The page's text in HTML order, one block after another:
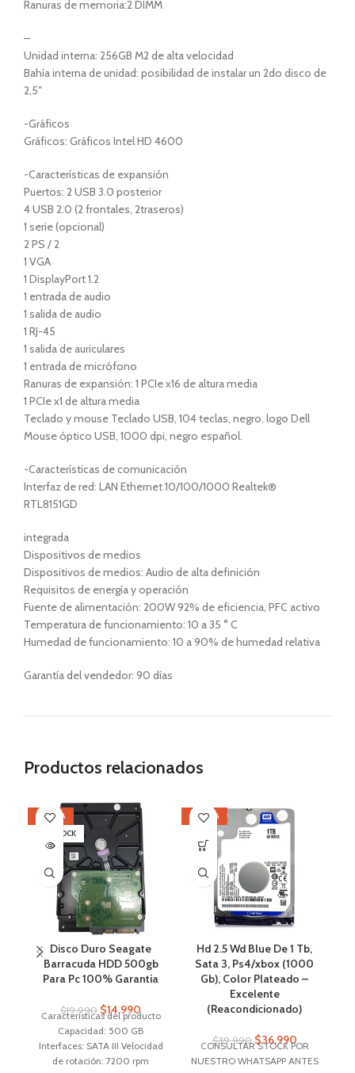
Ranuras de memoria:2 DIMM
–
Unidad interna: 256GB M2 de alta velocidad
Bahía interna de unidad: posibilidad de instalar un 2do disco de
2,5″
-Gráficos
Gráficos: Gráficos Intel HD 4600
-Características de expansión
Puertos: 2 USB 3.0 posterior
4 USB 2.0 (2 frontales, 2traseros)
1 serie (opcional)
2 PS / 2
1 VGA
1 DisplayPort 1.2
1 entrada de audio
1 salida de audio
1 RJ-45
1 salida de auriculares
1 entrada de micrófono
Ranuras de expansión: 1 PCIe x16 de altura media
1 PCIe x1 de altura media
Teclado y mouse Teclado USB, 104 teclas, negro, logo Dell
Mouse óptico USB, 1000 dpi, negro español.
-Características de comunicación
Interfaz de red: LAN Ethernet 10/100/1000 Realtek®
RTL8151GD
integrada
Dispositivos de medios
Dispositivos de medios: Audio de alta definición
Requisitos de energía y operación
Fuente de alimentación: 200W 92% de eficiencia, PFC activo
Temperatura de funcionamiento: 10 a 35 ° C
Humedad de funcionamiento: 10 a 90% de humedad relativa
Garantía del vendedor: 90 días
Productos relacionados
OFERTA
SIN STOCK
Disco Duro Seagate
Barracuda HDD 500gb
Para Pc 100% Garantia
$19.990 $14.990
Características del producto
Capacidad: 500 GB
Interfaces: SATA III Velocidad
de rotación: 7200 rpm
OFERTA
Hd 2.5 Wd Blue De 1 Tb,
Sata 3, Ps4/xbox (1000
Gb), Color Plateado –
Excelente
(Reacondicionado)
$39.990 $36.990
CONSULTAR STOCK POR
NUESTRO WHATSAPP ANTES